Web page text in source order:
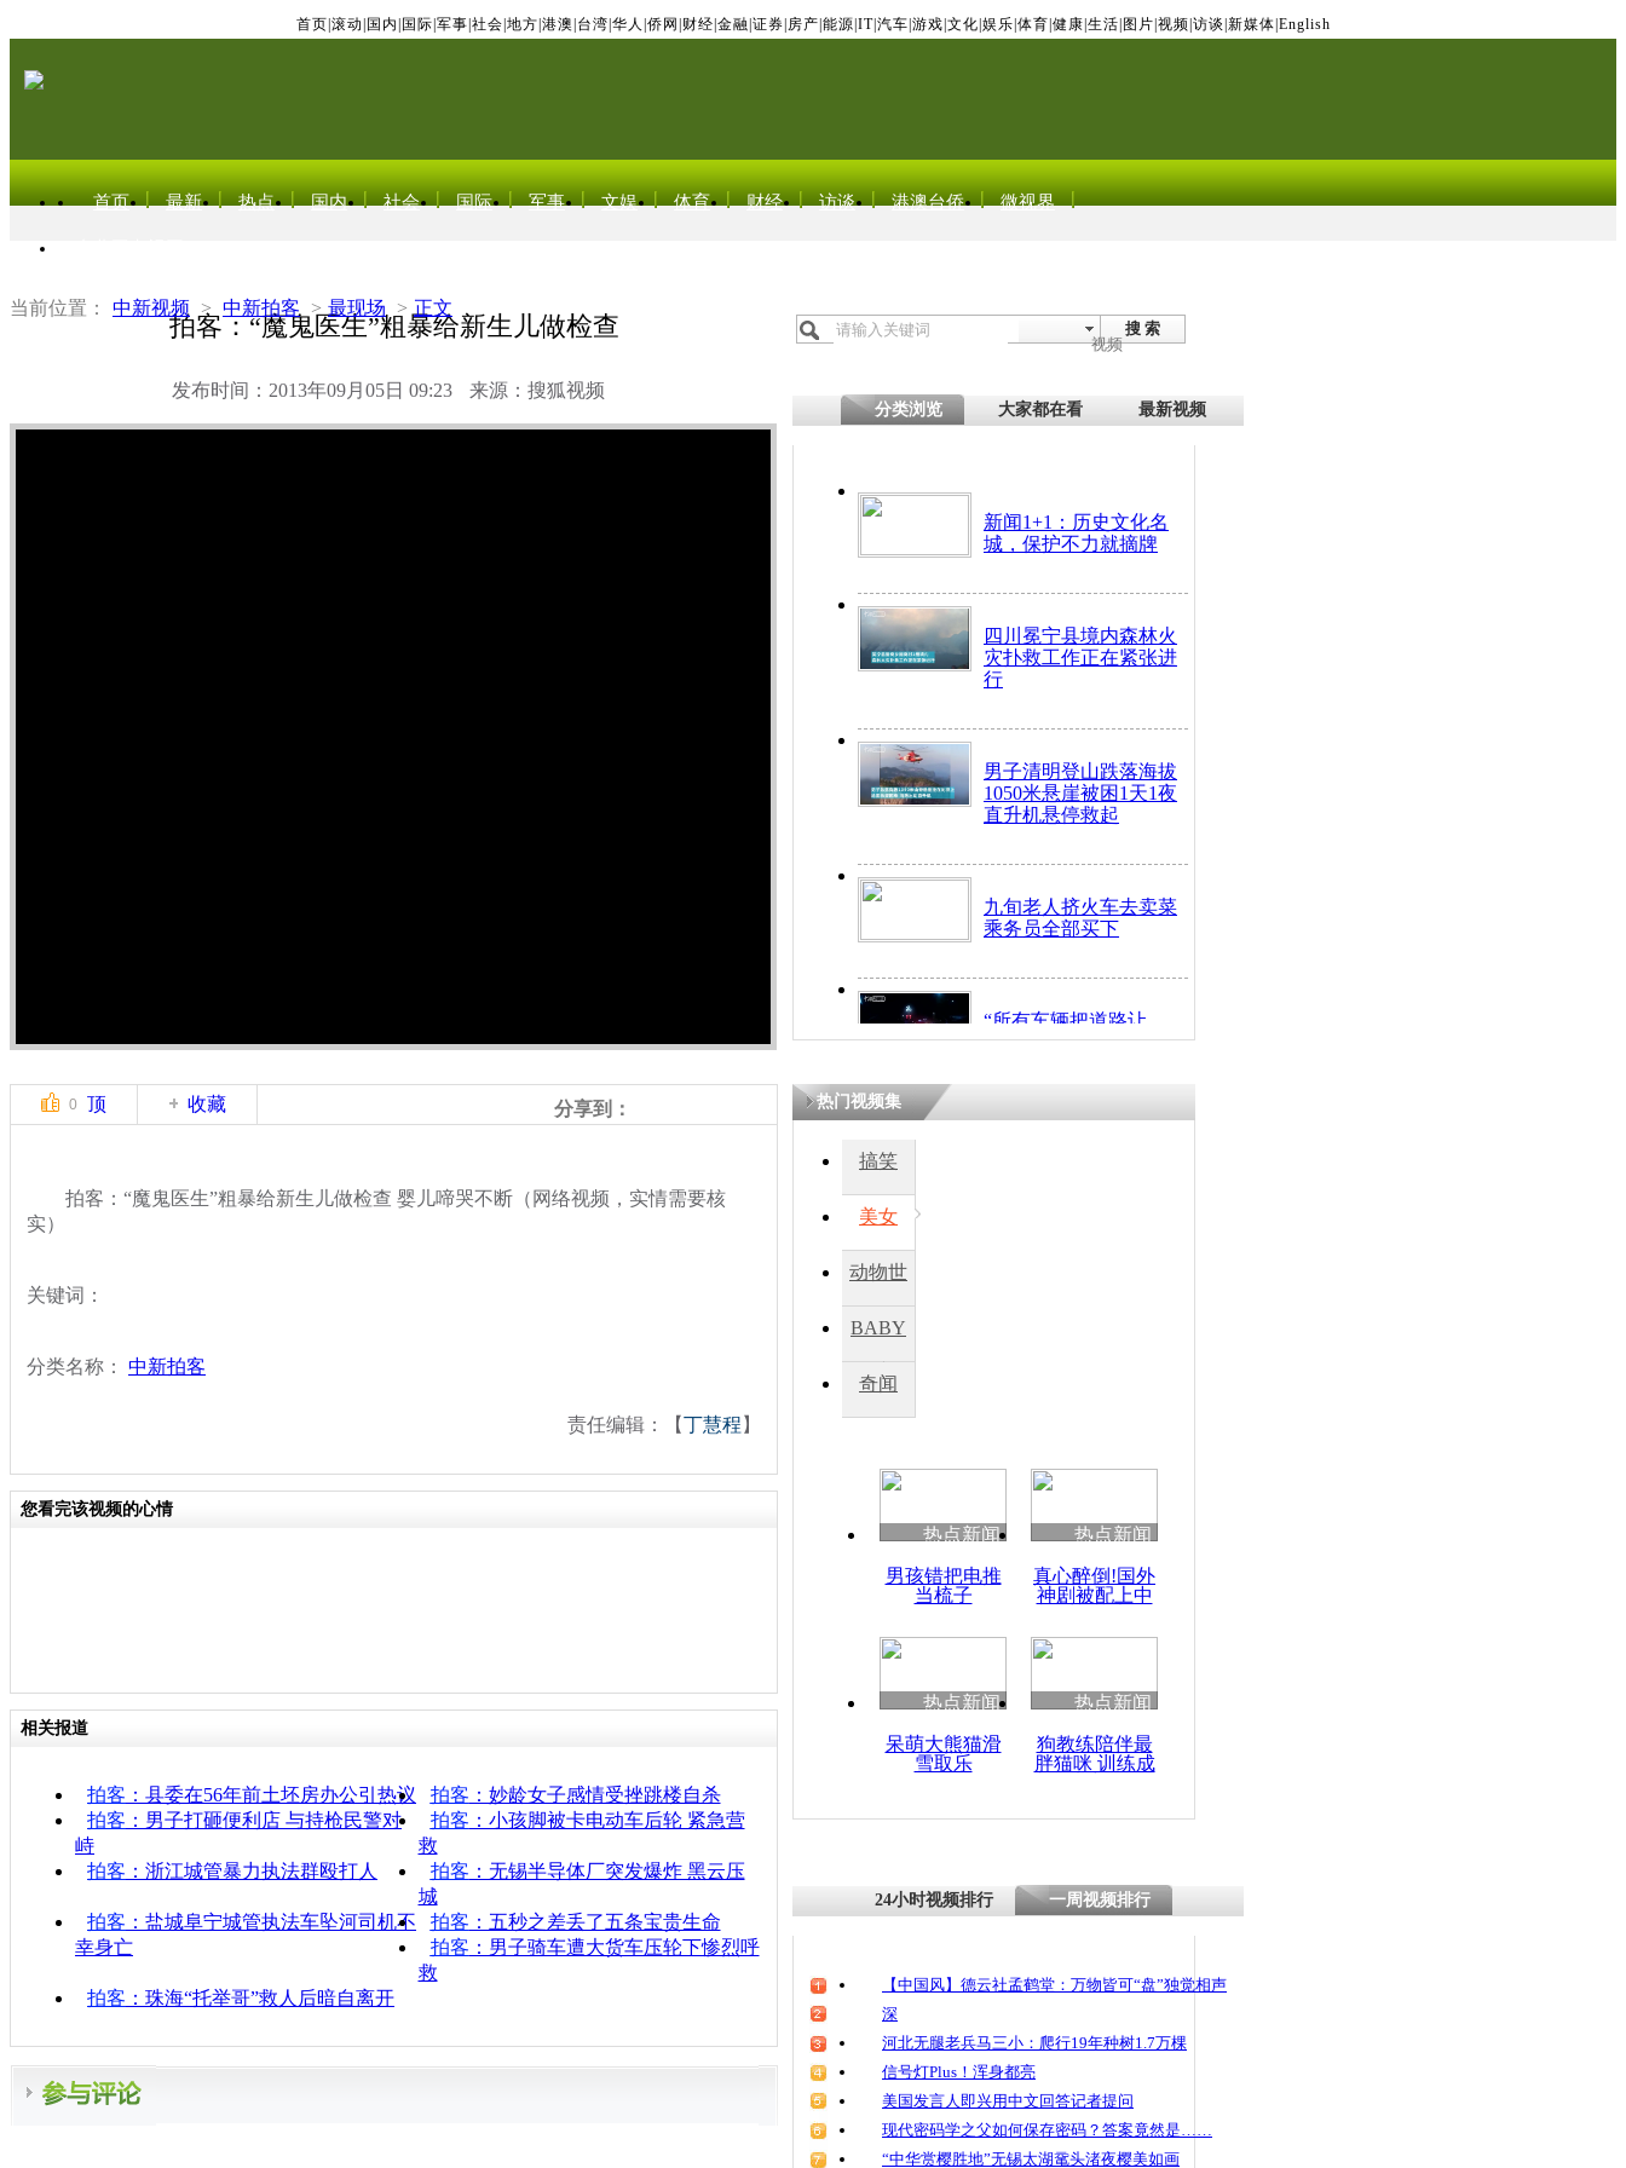
首页 滚动 国内 国际 军事 社会 地方 港澳 台湾 华人 侨网 财经 金融 证券 房产 能源 IT| 汽车 游戏 文化 娱乐 体育 健康 生活 图片 视频 访谈 新媒体 English
首页 最新 热点 国内 社会 国际 军事 文娱 体育 财经 访谈 港澳台侨 微视界
当前位置： 中新视频 > 中新拍客 > 最现场 > 正文
拍客：“魔鬼医生”粗暴给新生儿做检查
发布时间：2013年09月05日 09:23 来源：搜狐视频
搜 索
视频
分类浏览 大家都在看 最新视频
新闻1+1：历史文化名
城，保护不力就摘牌
四川冕宁县境内森林火
灾扑救工作正在紧张进
行
男子清明登山跌落海拔
1050米悬崖被困1天1夜
直升机悬停救起
九旬老人挤火车去卖菜
乘务员全部买下
“所有车辆把道路让
开！”儿童突发疾病交
四川兴文苗乡上万人欢
度苗族花山节
清明祭英烈 哀思悼忠
“魔鬼医生”粗暴给新生
0 顶 收藏 分享到：
拍客：“魔鬼医生”粗暴给新生儿做检查 婴儿啼哭不断（网络视频，实情需要核
实）
关键词：
分类名称： 中新拍客
责任编辑：【丁慧程 】
您看完该视频的心情
相关报道
拍客 ：县委在56年前土坯房办公引热议 拍客 ：妙龄女子感情受挫跳楼自杀
拍客 ：男子打砸便利店 与持枪民警对
峙
拍客 ：小孩脚被卡电动车后轮 紧急营
救
拍客 ：浙江城管暴力执法群殴打人 拍客 ：无锡半导体厂突发爆炸 黑云压
城
拍客 ：盐城阜宁城管执法车坠河司机不
幸身亡
拍客 ：五秒之差丢了五条宝贵生命
拍客 ：男子骑车遭大货车压轮下惨烈呼
救
拍客 ：珠海“托举哥”救人后暗自离开
热门视频集
搞笑
美女
动物世
BABY
秀
奇闻
热点新闻
男孩错把电推
当梳子
热点新闻
真心醉倒!国外
神剧被配上中
热点新闻
呆萌大熊猫滑
雪取乐
热点新闻
狗教练陪伴最
胖猫咪 训练成
24小时视频排行 一周视频排行
【中国风】德云社孟鹤堂：万物皆可“盘”独觉相声
深
河北无腿老兵马三小：爬行19年种树1.7万棵
信号灯Plus！浑身都亮
美国发言人即兴用中文回答记者提问
现代密码学之父如何保存密码？答案竟然是……
“中华赏樱胜地”无锡太湖鼋头渚夜樱美如画